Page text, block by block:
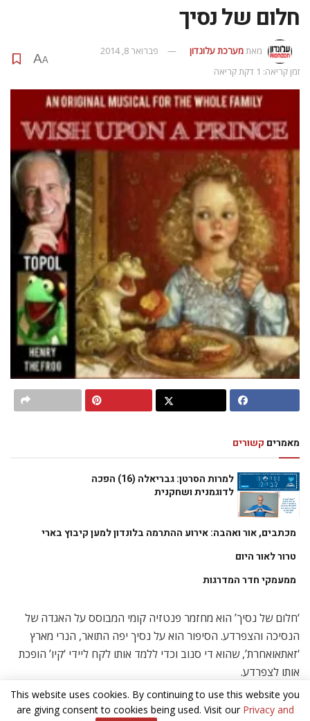
חלום של נסיך
מאתמערכת עלונדון
פברואר 8, 2014
זמן קריאה: 1 דקת קריאה
A
A
מאמרים קשורים
למרות הסרטן: גבריאלה (16) הפכה
לדוגמנית ושחקנית
מכתבים, אור ואהבה: אירוע ההתרמה בלונדון למען קיבוץ בארי
טרור לאור היום
ממעמקי חדר המדרגות
‘חלום של נסיך’ הוא מחזמר פנטזיה קומי המבוסס על האגדה של
הנסיכה והצפרדע. הסיפור הוא על נסיך יפה התואר, הנרי מארץ
‘זאתאואחרת’, שהוא די סנוב וכדי ללמד אותו לקח ליידי ‘קיו’ הופכת
אותו לצפרדע.
בחיפוש אחר הנסיכה שתשחרר אותו מהקללה, הוא מגיע לבריכה
המלכותית של המלך המופלא של ג’ולי-לנד, ומנסה למנוע את
This website uses cookies. By continuing to use this website you
are giving consent to cookies being used. Visit our Privacy and